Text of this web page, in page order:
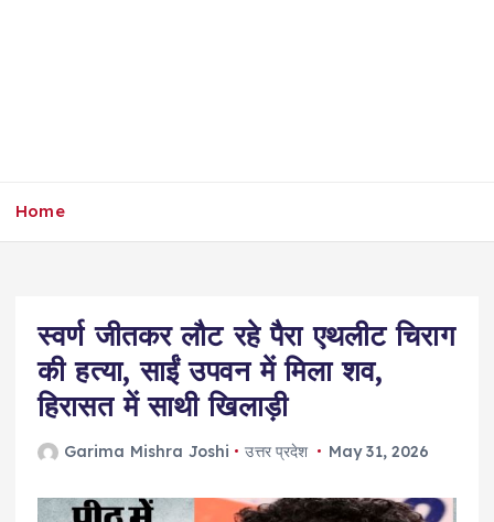
Home
स्वर्ण जीतकर लौट रहे पैरा एथलीट चिराग
की हत्या, साईं उपवन में मिला शव,
हिरासत में साथी खिलाड़ी
Garima Mishra Joshi उत्तर प्रदेश May 31, 2026